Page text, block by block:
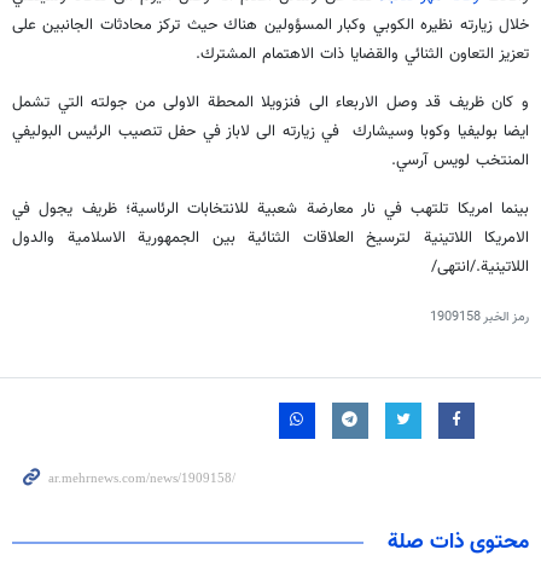
خلال زيارته نظيره الكوبي وكبار المسؤولين هناك حيث تركز محادثات الجانبين على
تعزيز التعاون الثنائي والقضايا ذات الاهتمام المشترك.
و كان ظريف قد وصل الاربعاء الى فنزويلا المحطة الاولى من جولته التي تشمل
ايضا بوليفيا وكوبا وسيشارك في زيارته الى لاباز في حفل تنصيب الرئيس البوليفي
المنتخب لويس آرسي.
بينما امريكا تلتهب في نار معارضة شعبية للانتخابات الرئاسية؛ ظريف يجول في
الامريكا اللاتينية لترسيخ العلاقات الثنائية بين الجمهورية الاسلامية والدول
اللاتينية./انتهى/
رمز الخبر1909158
محتوى ذات صلة